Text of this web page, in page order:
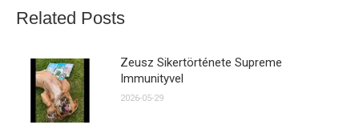
Related Posts
Zeusz Sikertörténete Supreme
Immunityvel
2026-05-29